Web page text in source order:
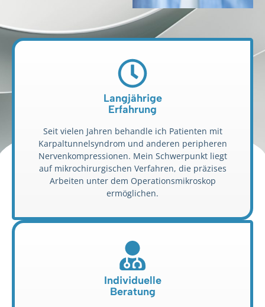
Langjährige
Erfahrung
Seit vielen Jahren behandle ich Patienten mit
Karpaltunnelsyndrom und anderen peripheren
Nervenkompressionen. Mein Schwerpunkt liegt
auf mikrochirurgischen Verfahren, die präzises
Arbeiten unter dem Operationsmikroskop
ermöglichen.
Individuelle
Beratung